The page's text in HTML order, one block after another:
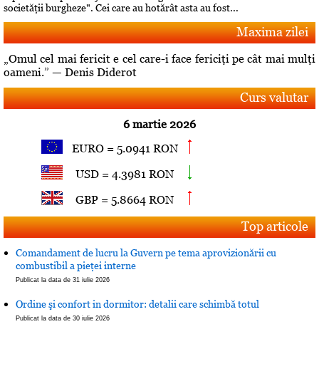
societăţii burgheze". Cei care au hotărât asta au fost...
Maxima zilei
„Omul cel mai fericit e cel care-i face fericiţi pe cât mai mulţi
oameni.” — Denis Diderot
Curs valutar
6 martie 2026
EURO = 5.0941 RON
USD = 4.3981 RON
GBP = 5.8664 RON
Top articole
Comandament de lucru la Guvern pe tema aprovizionării cu
combustibil a pieţei interne
Publicat la data de 31 iulie 2026
Ordine şi confort in dormitor: detalii care schimbă totul
Publicat la data de 30 iulie 2026